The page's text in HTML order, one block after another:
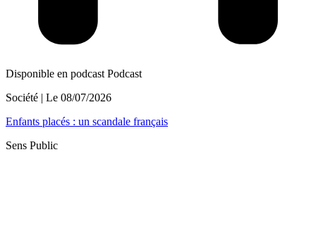
Disponible en podcast Podcast
Société | Le 08/07/2026
Enfants placés : un scandale français
Sens Public